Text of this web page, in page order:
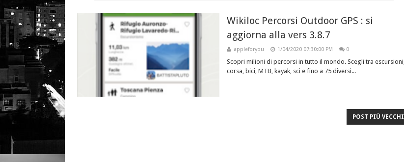
Wikiloc Percorsi Outdoor GPS : si
aggiorna alla vers 3.8.7
appleforyou 1/04/2020 07:30:00 PM 0
Scopri milioni di percorsi in tutto il mondo. Scegli tra escursioni,
corsa, bici, MTB, kayak, sci e fino a 75 diversi...
POST PIÙ VECCHI